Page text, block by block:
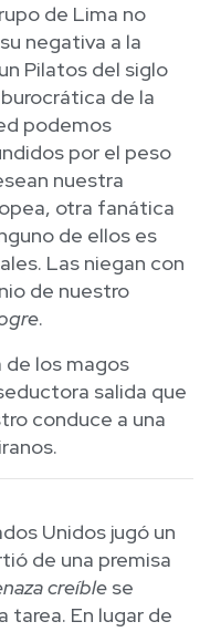
de Lima no
negativa a la
Pilatos del siglo
de la
podemos
por el peso
nuestra
otra fanática
de ellos es
Las niegan con
de nuestro
.
de los magos
salida que
conduce a una
Unidos jugó un
de una premisa
creíble se
tarea. En lugar de